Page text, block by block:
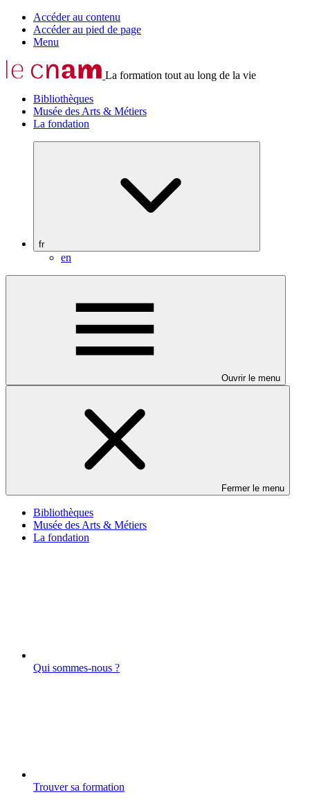
Accéder au contenu
Accéder au pied de page
Menu
La formation tout au long de la vie
Bibliothèques
Musée des Arts & Métiers
La fondation
fr
en
Ouvrir le menu
Fermer le menu
Bibliothèques
Musée des Arts & Métiers
La fondation
Qui sommes-nous ?
Trouver sa formation